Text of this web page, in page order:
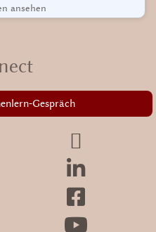
ansehen
Gespräch